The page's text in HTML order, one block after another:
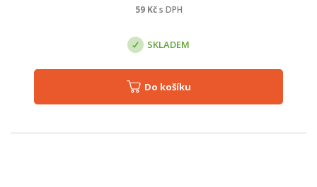
59Kč s DPH
SKLADEM
Do košíku